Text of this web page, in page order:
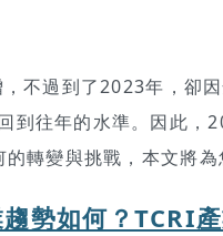
不過到了2023年，卻
到往年的水準。因此
轉變與挑戰，本文將為
勢如何？TCRI